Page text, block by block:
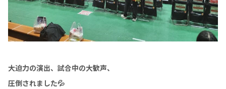
大迫力の演出、試合中の大歓声、
圧倒されました💦